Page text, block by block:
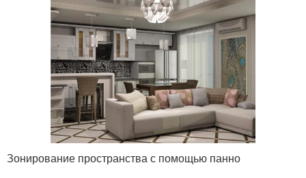
Зонирование пространства с помощью панно